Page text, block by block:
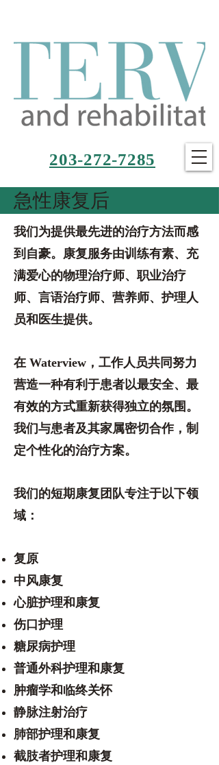
203-272-7285
急性康复后
我们为提供最先进的治疗方法而感
到自豪。康复服务由训练有素、充
满爱心的物理治疗师、职业治疗
师、言语治疗师、营养师、护理人
员和医生提供。
在 Waterview，工作人员共同努力
营造一种有利于患者以最安全、最
有效的方式重新获得独立的氛围。
我们与患者及其家属密切合作，制
定个性化的治疗方案。
我们的短期康复团队专注于以下领
域：
复原
中风康复
心脏护理和康复
伤口护理
糖尿病护理
普通外科护理和康复
肿瘤学和临终关怀
静脉注射治疗
肺部护理和康复
截肢者护理和康复